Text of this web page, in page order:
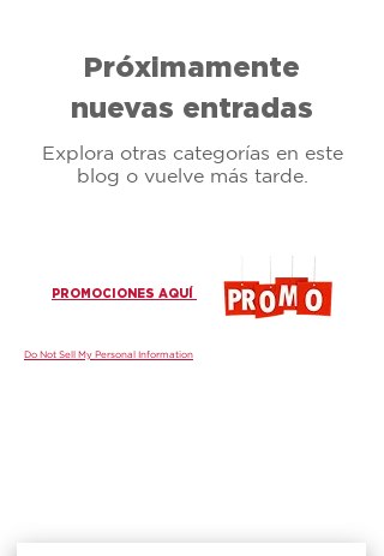
Próximamente
nuevas entradas
Explora otras categorías en este
blog o vuelve más tarde.
PROMOCIONES AQUÍ
Do Not Sell My Personal Information